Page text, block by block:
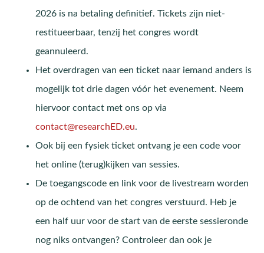
2026 is na betaling definitief. Tickets zijn niet-
restitueerbaar, tenzij het congres wordt
geannuleerd.
Het overdragen van een ticket naar iemand anders is
mogelijk tot drie dagen vóór het evenement. Neem
hiervoor contact met ons op via
contact@researchED.eu.
Ook bij een fysiek ticket ontvang je een code voor
het online (terug)kijken van sessies.
De toegangscode en link voor de livestream worden
op de ochtend van het congres verstuurd. Heb je
een half uur voor de start van de eerste sessieronde
nog niks ontvangen? Controleer dan ook je